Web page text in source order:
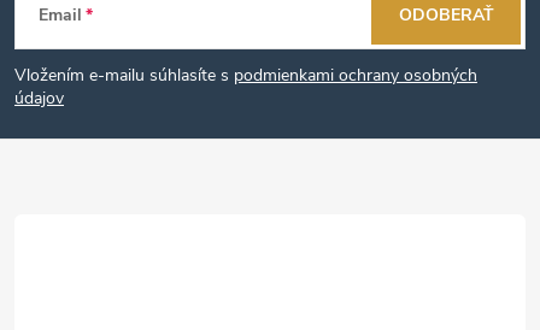
á
p
Email
Vložením e-mailu súhlasíte s podmienkami ochrany osobných
údajov
ODOBERAŤ